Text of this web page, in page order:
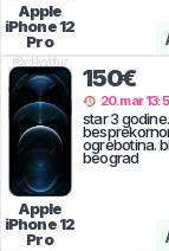
Apple
iPhone 12
Pro
#8vd4yybhjz
Apple
iPhone 12
Pro
150€
20.mar
star 3
ogrebotina.
beograd